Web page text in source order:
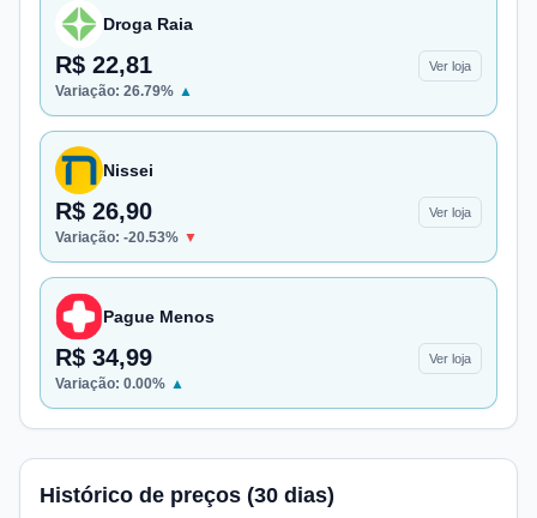
Droga Raia
R$ 22,81 Ver loja
Variação: 26.79% ▲
Nissei
R$ 26,90 Ver loja
Variação: -20.53% ▼
Pague Menos
R$ 34,99 Ver loja
Variação: 0.00% ▲
Histórico de preços (30 dias)